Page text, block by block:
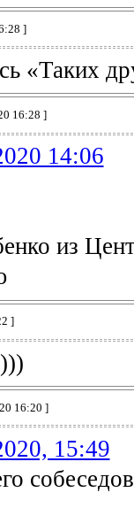
]
«Таких
16:28 ]
14:06
из
]
16:20 ]
15:49